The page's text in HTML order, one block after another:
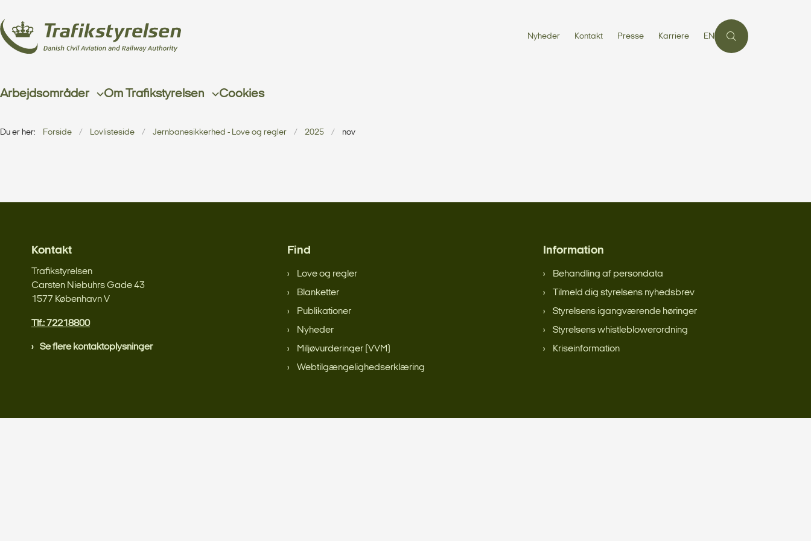
Nyheder Kontakt Presse Karriere EN
Arbejdsområder Om Trafikstyrelsen Cookies
Du er her: Forside Lovlisteside Jernbanesikkerhed - Love og regler 2025 nov
Kontakt
Trafikstyrelsen
Carsten Niebuhrs Gade 43
1577 København V
Tlf.: 72218800
Se flere kontaktoplysninger
Find
Love og regler
Blanketter
Publikationer
Nyheder
Miljøvurderinger (VVM)
Webtilgængelighedserklæring
Information
Behandling af persondata
Tilmeld dig styrelsens nyhedsbrev
Styrelsens igangværende høringer
Styrelsens whistleblowerordning
Kriseinformation